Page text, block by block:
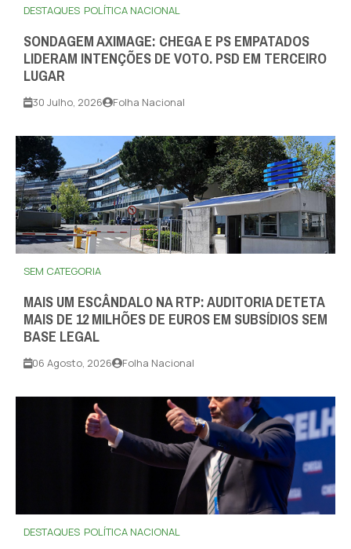
DESTAQUES POLÍTICA NACIONAL
SONDAGEM AXIMAGE: CHEGA E PS EMPATADOS
LIDERAM INTENÇÕES DE VOTO. PSD EM TERCEIRO
LUGAR
30 Julho, 2026 Folha Nacional
SEM CATEGORIA
MAIS UM ESCÂNDALO NA RTP: AUDITORIA DETETA
MAIS DE 12 MILHÕES DE EUROS EM SUBSÍDIOS SEM
BASE LEGAL
06 Agosto, 2026 Folha Nacional
DESTAQUES POLÍTICA NACIONAL